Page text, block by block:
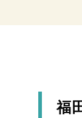
福